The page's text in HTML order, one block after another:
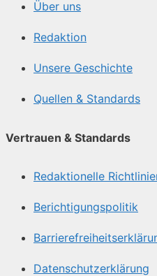
Über uns
Redaktion
Unsere Geschichte
Quellen & Standards
Vertrauen & Standards
Redaktionelle
Berichtigungspolitik
Datenschutzerklärung